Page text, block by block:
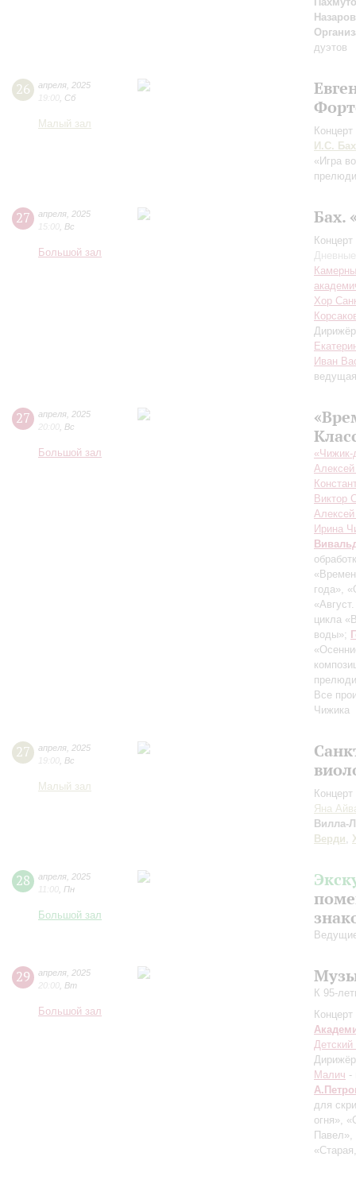
Назаров
дуэтов
26 апреля 2025
19:00 Сб
Малый зал
И.С. Бах
«Игра
27 апреля 2025
15:00 Вс
Большой зал
Бах.
Хор
Иван
ведущая
27 апреля 2025
20:00 Вс
Большой зал
«Чижик-
Виктор
Ирина
года»,
цикла
воды»;
Все
Чижика
27 апреля 2025
19:00 Вс
Малый зал
Яна
Вилла-
Верди,
28 апреля 2025
11:00 Пн
Большой зал
29 апреля 2025
20:00 Вт
Большой зал
К 95-
Детский
Малич -
для
огня»,
Павел»,